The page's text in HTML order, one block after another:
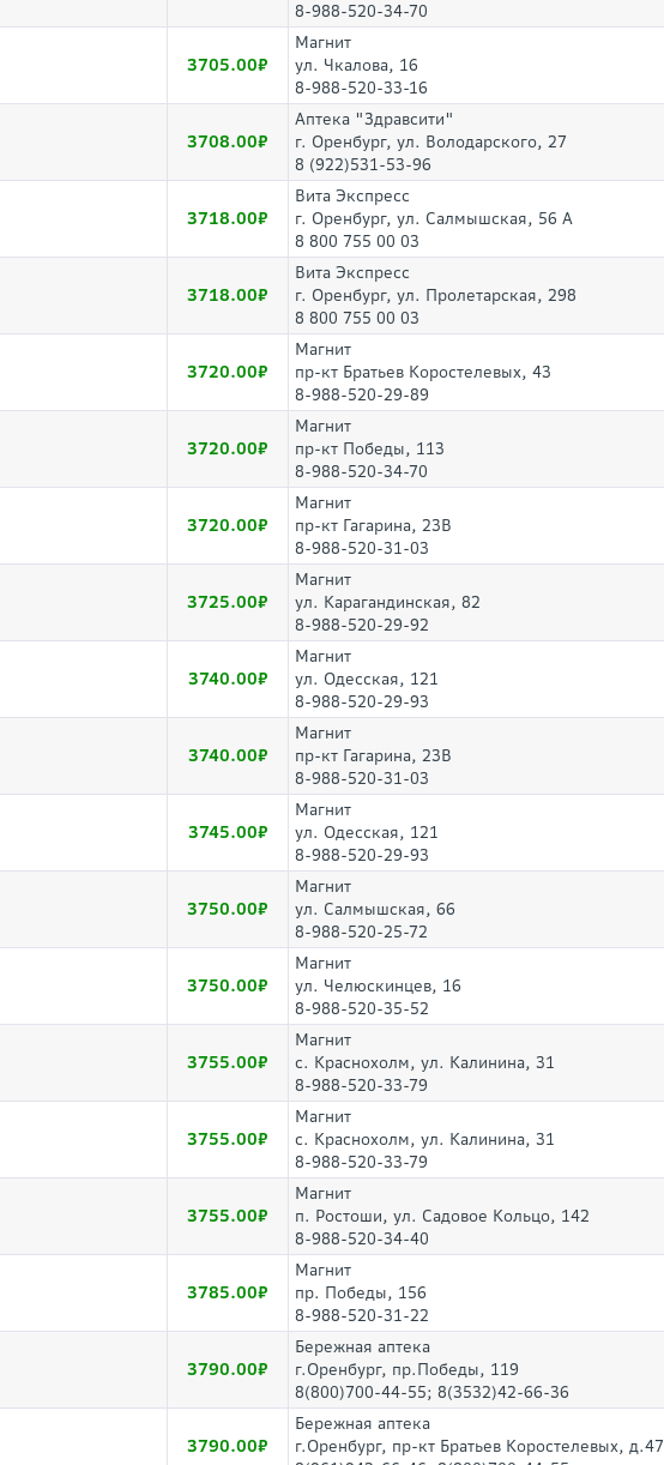
8-988-520-34-70
3705.00
Магнит
ул. Чкалова, 16
8-988-520-33-16
3708.00
Аптека "Здравсити"
г. Оренбург, ул. Володарского, 27
8 (922)531-53-96
3718.00
Вита Экспресс
г. Оренбург, ул. Салмышская, 56 А
8 800 755 00 03
3718.00
Вита Экспресс
г. Оренбург, ул. Пролетарская, 298
8 800 755 00 03
3720.00
Магнит
пр-кт Братьев Коростелевых, 43
8-988-520-29-89
3720.00
Магнит
пр-кт Победы, 113
8-988-520-34-70
3720.00
Магнит
пр-кт Гагарина, 23В
8-988-520-31-03
3725.00
Магнит
ул. Карагандинская, 82
8-988-520-29-92
3740.00
Магнит
ул. Одесская, 121
8-988-520-29-93
3740.00
Магнит
пр-кт Гагарина, 23В
8-988-520-31-03
3745.00
Магнит
ул. Одесская, 121
8-988-520-29-93
3750.00
Магнит
ул. Салмышская, 66
8-988-520-25-72
3750.00
Магнит
ул. Челюскинцев, 16
8-988-520-35-52
3755.00
Магнит
с. Краснохолм, ул. Калинина, 31
8-988-520-33-79
3755.00
Магнит
с. Краснохолм, ул. Калинина, 31
8-988-520-33-79
3755.00
Магнит
п. Ростоши, ул. Садовое Кольцо, 142
8-988-520-34-40
3785.00
Магнит
пр. Победы, 156
8-988-520-31-22
3790.00
Бережная аптека
г.Оренбург, пр.Победы, 119
8(800)700-44-55; 8(3532)42-66-36
3790.00
Бережная аптека
г.Оренбург, пр-кт Братьев Коростелевых, д.47